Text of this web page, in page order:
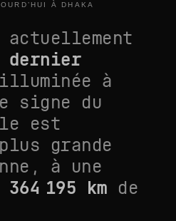
À DHAKA
dernier
à
signe du
est
grande
, à une
364 195 km de